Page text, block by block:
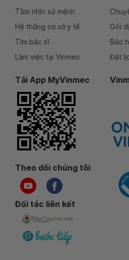
Tầm nhìn sứ mệnh
Hệ thống cơ sở y tế
Tìm bác sĩ
Làm việc tại Vinmec
Gói
Bảo
Đặt
Tải App MyVinmec
Theo dõi chúng tôi
Đối tác liên kết